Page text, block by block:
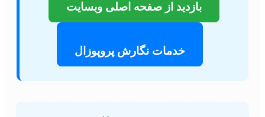
بازدید از صفحه اصلی وبسایت
خدمات نگارش پروپوزال